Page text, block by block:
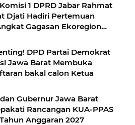
1 DPRD Jabar Rahmat
Djati Hadiri Pertemuan
Gagasan Ekoregion
DPD Partai Demokrat
Jawa Barat Membuka
bakal calon Ketua
Gubernur Jawa Barat
Rancangan KUA-PPAS
Anggaran 2027